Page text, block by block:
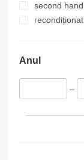
second hand
recondiționat
Anul
–